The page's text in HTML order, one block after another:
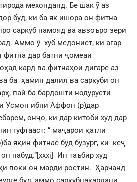
мехонданд. Бе шак ӯ аз
буд, ки ба як ишора он фитна
саркуб намояд ва авзоъро зери
Аммо ӯ хуб медонист, ки агар
фитна дар батни ҷомеаи
кард ва фитнаҳои дигаре аз
ба ҳамин далил ва саркуби он
пай ба бардошти нодурусти
Усмон ибни Аффон (р)дар
онҷо, ки дар китоби худ дар
гуфтааст: “ маҷарои қатли
яқин фитнае буд бузург, ки кеҷ
набуд.”[xxxi]
Ин таъбир худ
поки он марди ростин. Ҳарчанд
буд, аммо саркубнакардани